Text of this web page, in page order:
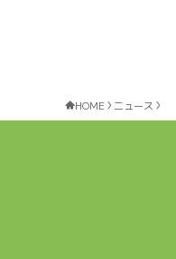
HOME ニュース